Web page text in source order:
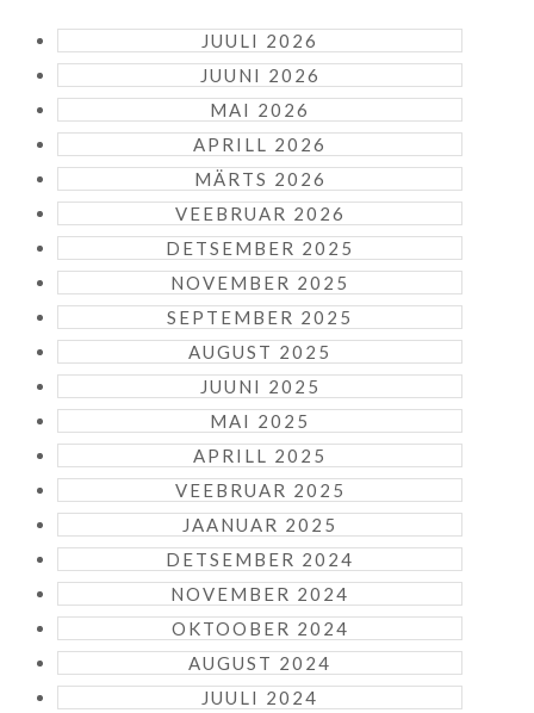
JUULI 2026
JUUNI 2026
MAI 2026
APRILL 2026
MÄRTS 2026
VEEBRUAR 2026
DETSEMBER 2025
NOVEMBER 2025
SEPTEMBER 2025
AUGUST 2025
JUUNI 2025
MAI 2025
APRILL 2025
VEEBRUAR 2025
JAANUAR 2025
DETSEMBER 2024
NOVEMBER 2024
OKTOOBER 2024
AUGUST 2024
JUULI 2024